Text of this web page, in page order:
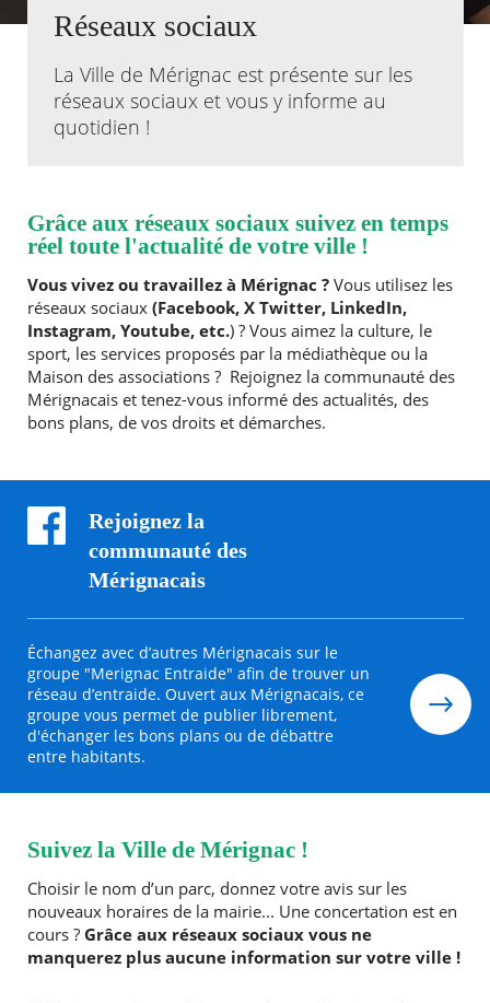
alertes
Actualités
Kiosque
Espace de services en ligne
RECHERCHER ...
Réseaux sociaux
La Ville de Mérignac est présente sur les
réseaux sociaux et vous y informe au
quotidien !
Grâce aux réseaux sociaux suivez en temps
réel toute l'actualité de votre ville !
Vous vivez ou travaillez à Mérignac ?Vous utilisez les
réseaux sociaux(Facebook, X Twitter, LinkedIn,
Instagram, Youtube, etc.) ? Vous aimez la culture, le
sport, les services proposés par la médiathèque ou la
Maison des associations ? Rejoignez la communauté des
Mérignacais et tenez-vous informé des actualités, des
bons plans, de vos droits et démarches.
Rejoignez la
communauté des
Mérignacais
Échangez avec d’autres Mérignacais sur le
groupe "Merignac Entraide" afin de trouver un
réseau d’entraide. Ouvert aux Mérignacais, ce
groupe vous permet de publier librement,
d'échanger les bons plans ou de débattre
entre habitants.
Suivez la Ville de Mérignac !
Choisir le nom d’un parc, donnez votre avis sur les
nouveaux horaires de la mairie... Une concertation est en
cours ? Grâce aux réseaux sociaux vous ne
manquerez plus aucune information sur votre ville !